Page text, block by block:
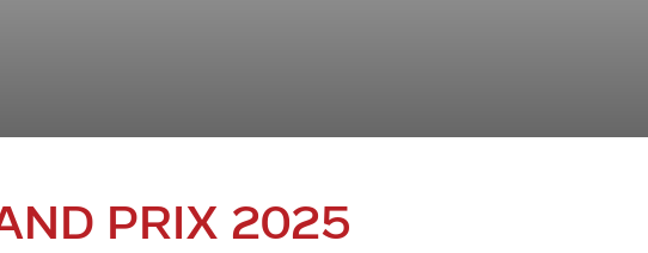
PRIX 2025